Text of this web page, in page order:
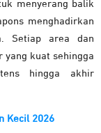
menyerang balik
menghadirkan
Setiap area dan
yang kuat sehingga
hingga akhir
Kecil 2026